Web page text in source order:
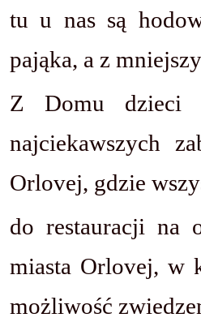
tu u nas są
pająka, a z
Z Domu dzieci i
najciekawszych
Orlovej, gdzie
do restauracji na
miasta Orlovej, w
możliwość